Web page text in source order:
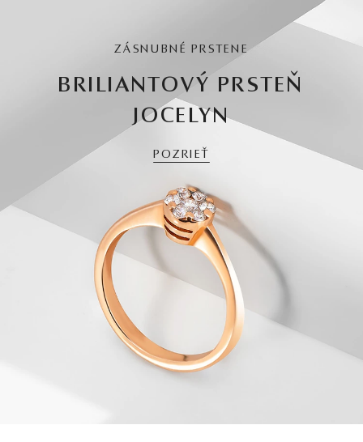
ZÁSNUBNÉ PRSTENE
BRILIANTOVÝ PRSTEŇ
JOCELYN
POZRIEŤ